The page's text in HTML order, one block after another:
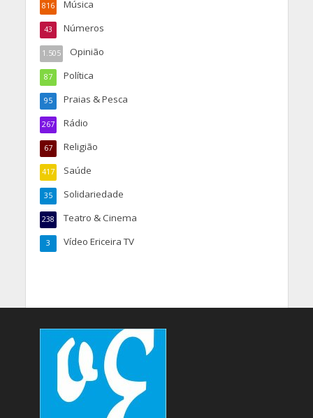
Música
816
Números
43
Opinião
1.505
Política
87
Praias & Pesca
95
Rádio
267
Religião
67
Saúde
417
Solidariedade
35
Teatro & Cinema
238
Vídeo Ericeira TV
3